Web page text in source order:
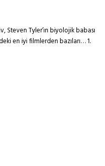
Steven Tyler’ın biyolojik babası
en iyi filmlerden bazıları… 1.